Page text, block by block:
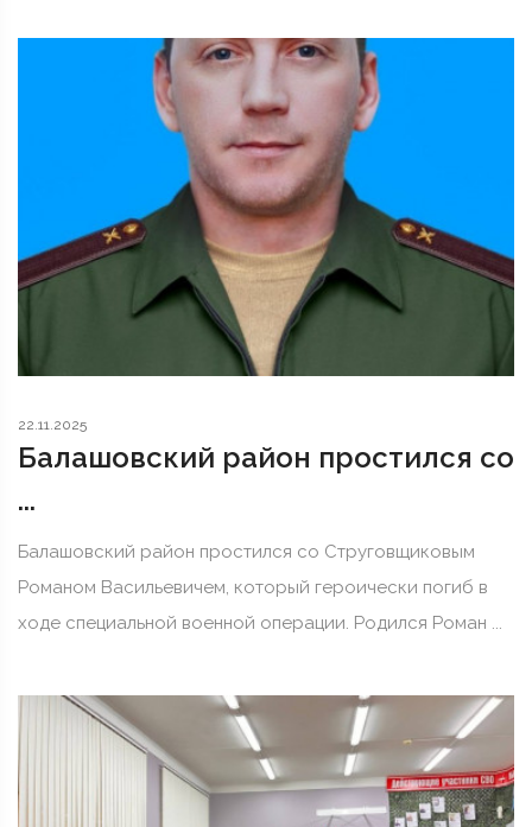
22.11.2025
Балашовский район простился со
...
Балашовский район простился со Струговщиковым
Романом Васильевичем, который героически погиб в
ходе специальной военной операции. Родился Роман ...